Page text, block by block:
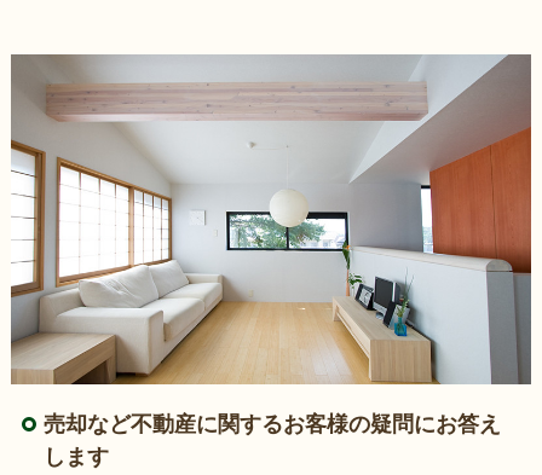
売却など不動産に関するお客様の疑問にお答え
します